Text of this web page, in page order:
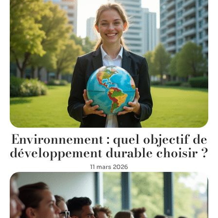
Environnement : quel objectif de
développement durable choisir ?
11 mars 2026